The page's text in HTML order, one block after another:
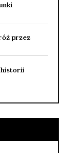
przez
historii